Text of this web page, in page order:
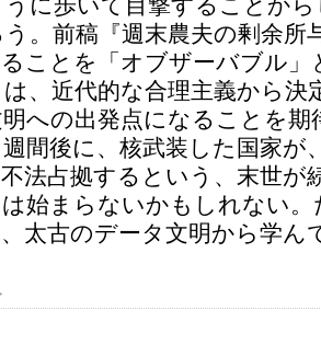
。前稿『週末農夫の剰余所
ることを「オブザーバブル
、近代的な合理主義から決
への出発点になることを
間後に、核武装した国家が
法占拠するという、末世が
始まらないかもしれない
太古のデータ文明から学ん